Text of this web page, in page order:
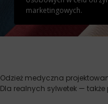
marketingowych.
Odzież medyczna
Dla realnych sylwetek — także